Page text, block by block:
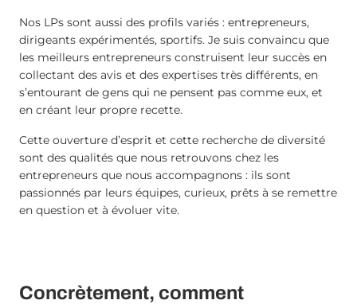
Nos LPs sont aussi des profils variés : entrepreneurs,
dirigeants expérimentés, sportifs. Je suis convaincu que
les meilleurs entrepreneurs construisent leur succès en
collectant des avis et des expertises très différents, en
s’entourant de gens qui ne pensent pas comme eux, et
en créant leur propre recette.
Cette ouverture d’esprit et cette recherche de diversité
sont des qualités que nous retrouvons chez les
entrepreneurs que nous accompagnons : ils sont
passionnés par leurs équipes, curieux, prêts à se remettre
en question et à évoluer vite.
Concrètement, comment